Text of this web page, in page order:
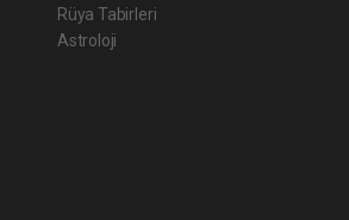
Rüya Tabirleri
Astroloji